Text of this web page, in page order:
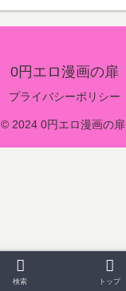
0円エロ漫画の扉
プライバシーポリシー
© 2024 0円エロ漫画の扉.
検索 トップ